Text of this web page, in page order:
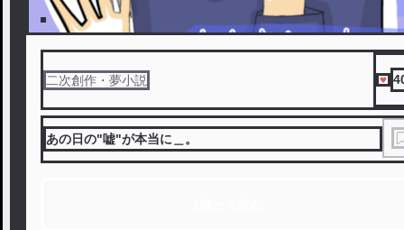
二次創作・夢小説
あの日の"嘘"が本当に＿。